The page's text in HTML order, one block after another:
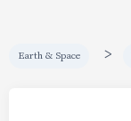
Earth & Space >